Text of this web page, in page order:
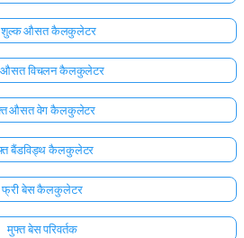
औसत कैलकुलेटर
औसत विचलन कैलकुलेटर
औसत वेग कैलकुलेटर
बैंडविड्थ कैलकुलेटर
फ्री बेस कैलकुलेटर
मुफ्त बेस परिवर्तक